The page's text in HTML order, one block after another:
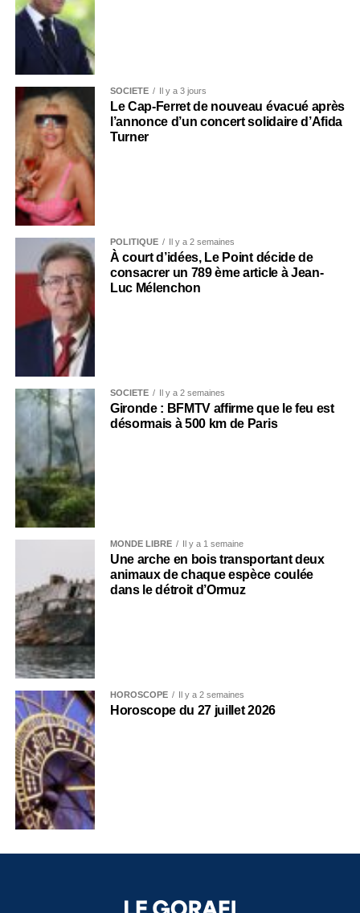
SOCIÉTÉ Il y a 3 jours
Le Cap-Ferret de nouveau évacué après
l’annonce d’un concert solidaire d’Afida
Turner
POLITIQUE Il y a 2 semaines
À court d’idées, Le Point décide de
consacrer un 789 ème article à Jean-
Luc Mélenchon
SOCIÉTÉ Il y a 2 semaines
Gironde : BFMTV affirme que le feu est
désormais à 500 km de Paris
MONDE LIBRE Il y a 1 semaine
Une arche en bois transportant deux
animaux de chaque espèce coulée
dans le détroit d’Ormuz
HOROSCOPE Il y a 2 semaines
Horoscope du 27 juillet 2026